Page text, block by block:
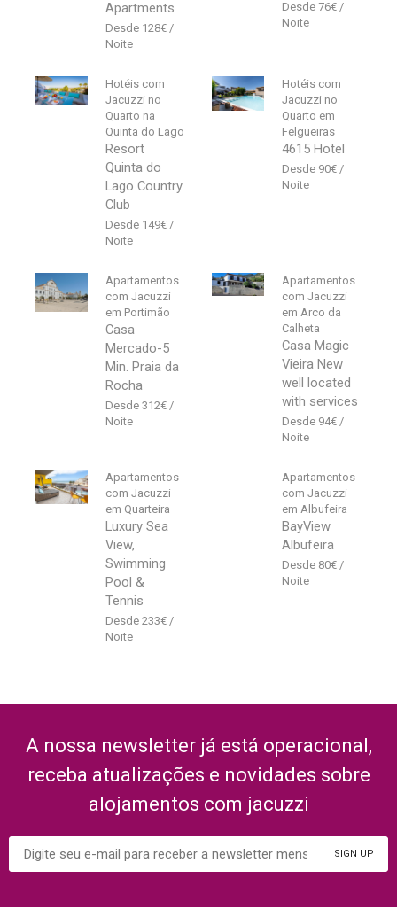
Apartments
128€
76€
Hotéis com
Jacuzzi no
Quarto na
Quinta do Lago
Resort
Quinta do
Lago Country
Club
149€
Hotéis com
Jacuzzi no
Quarto em
Felgueiras
4615 Hotel
90€
Apartamentos
com Jacuzzi
em Portimão
Casa
Mercado-5
Min. Praia da
Rocha
312€
Apartamentos
com Jacuzzi
em Arco da
Calheta
Casa Magic
Vieira New
well located
with services
94€
Apartamentos
com Jacuzzi
em Quarteira
Luxury Sea
View,
Swimming
Pool &
Tennis
233€
Apartamentos
com Jacuzzi
em Albufeira
BayView
Albufeira
80€
A nossa newsletter já está operacional,
receba atualizações e novidades sobre
alojamentos com jacuzzi